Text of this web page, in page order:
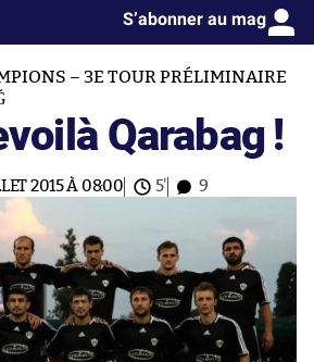
S’abonner au mag
– 3E TOUR PRÉLIMINAIRE
Qarabag !
2015 À 08:00 5' 9